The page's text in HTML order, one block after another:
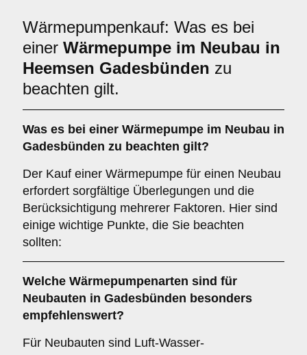
Wärmepumpenkauf: Was es bei
einer Wärmepumpe im Neubau in
Heemsen Gadesbünden zu
beachten gilt.
Was es bei einer Wärmepumpe im Neubau in
Gadesbünden zu beachten gilt?
Der Kauf einer Wärmepumpe für einen Neubau
erfordert sorgfältige Überlegungen und die
Berücksichtigung mehrerer Faktoren. Hier sind
einige wichtige Punkte, die Sie beachten
sollten:
Welche Wärmepumpenarten sind für
Neubauten in Gadesbünden besonders
empfehlenswert?
Für Neubauten sind Luft-Wasser-